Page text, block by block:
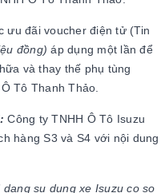
ưu đãi voucher điện tử (Tin
đồng)áp dụng một lần để
và thay thế phụ tùng
Tô Thanh Thảo.
Công ty TNHH Ô Tô Isuzu
hàng S3 và S4 với nội dung
su dung xe Isuzu co so